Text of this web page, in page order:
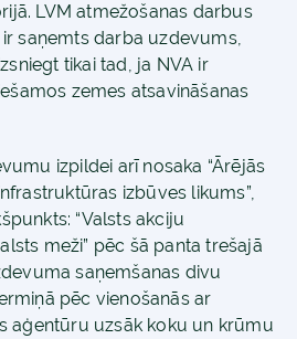
LVM atmežošanas darbus
saņemts darba uzdevums,
tikai tad, ja NVA ir
zemes atsavināšanas
izpildei arī nosaka “Ārējās
izbūves likums”,
“Valsts akciju
meži” pēc šā panta trešajā
saņemšanas divu
pēc vienošanās ar
aģentūru uzsāk koku un krūmu